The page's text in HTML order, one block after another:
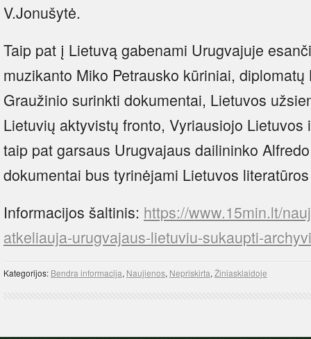
V.Jonušytė.
Taip pat į Lietuvą gabenami Urugvajuje
muzikanto Miko Petrausko kūriniai,
Graužinio surinkti dokumentai, Lietuvos
Lietuvių aktyvistų fronto, Vyriausiojo
taip pat garsaus Urugvajaus dailininko
dokumentai bus tyrinėjami Lietuvos
Informacijos šaltinis: https://www.15min.lt/
atkeliauja-urugvajaus-lietuviu-sukaupti-
Kategorijos: Bendra informacija, Naujienos, Nepriskirta, Žiniasklaidoje